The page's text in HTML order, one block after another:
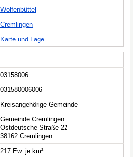
Wolfenbüttel
Cremlingen
Karte und Lage
03158006
031580006006
Kreisangehörige Gemeinde
Gemeinde Cremlingen
Ostdeutsche Straße 22
38162 Cremlingen
217 Ew. je km²